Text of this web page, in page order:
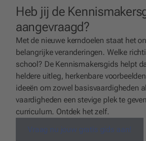
Heb jij de
aangevraagd?
Met de nieuwe kerndoelen staat het
belangrijke veranderingen. Welke
school? De Kennismakersgids helpt
heldere uitleg, herkenbare
ideeën om zowel basisvaardigheden
vaardigheden een stevige plek te
curriculum. Ontdek het zelf.
Vraag nu jouw gratis gids aan!